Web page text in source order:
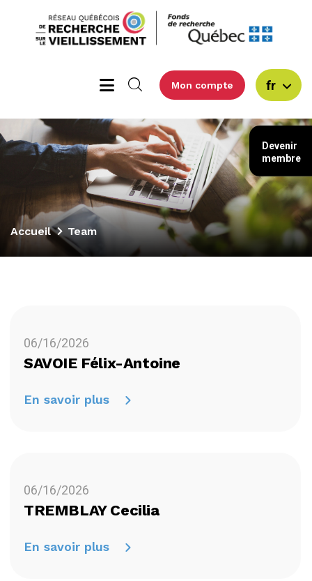
Mon compte fr
Accueil Team
06/16/2026
SAVOIE Félix-Antoine
En savoir plus
06/16/2026
TREMBLAY Cecilia
En savoir plus
Devenir
membre